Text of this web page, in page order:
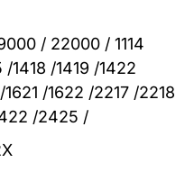
/ 22000 / 1114
/1418 /1419 /1422
1621 /1622 /2217 /2218
/2425 /